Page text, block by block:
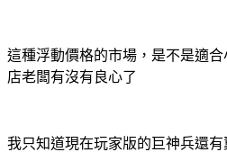
這種浮動價格的市場，是不是適
店老闆有沒有良心了
我只知道現在玩家版的巨神兵還